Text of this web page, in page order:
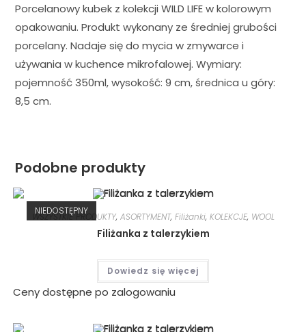
Porcelanowy kubek z kolekcji WILD LIFE w kolorowym
opakowaniu. Produkt wykonany ze średniej grubości
porcelany. Nadaje się do mycia w zmywarce i
używania w kuchence mikrofalowej. Wymiary:
pojemność 350ml, wysokość: 9 cm, średnica u góry:
8,5 cm.
Podobne produkty
NIEDOSTĘPNY
WSZYSTKIE PRODUKTY, ASORTYMENT, Filiżanki, KOLEKCJE, WOOL
Filiżanka z talerzykiem
Dowiedz się więcej
Ceny dostępne po zalogowaniu